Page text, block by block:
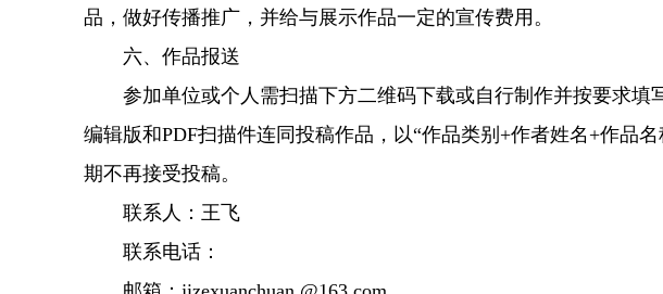
品，做好传播推广，并给与展示作品一定的宣传费用。
六、作品报送
参加单位或个人需扫描下方二维码下载或自行制作并按要求填
编辑版和PDF扫描件连同投稿作品，以“作品类别+作者姓名+作品
期不再接受投稿。
联系人：王飞
联系电话：